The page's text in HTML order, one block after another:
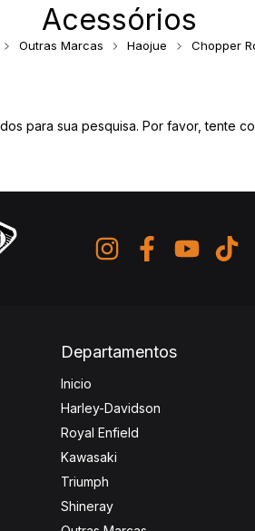
Acessórios
Outras Marcas Haojue Chopper
para sua pesquisa. Por favor, tente
Departamentos
Inicio
Harley-Davidson
Royal Enfield
Kawasaki
Triumph
Shineray